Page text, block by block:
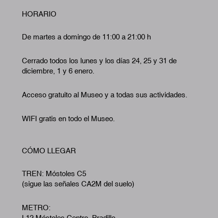
HORARIO
De martes a domingo de 11:00 a 21:00 h
Cerrado todos los lunes y los días 24, 25 y 31 de
diciembre, 1 y 6 enero.
Acceso gratuito al Museo y a todas sus actividades.
WIFI gratis en todo el Museo.
CÓMO LLEGAR
TREN: Móstoles C5
(sigue las señales CA2M del suelo)
METRO: